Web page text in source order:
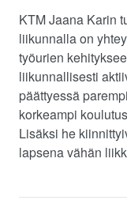
KTM Jaana Karin
liikunnalla on
työurien
liikunnallisesti
päättyessä
korkeampi
Lisäksi he
lapsena vähän